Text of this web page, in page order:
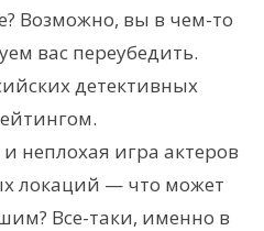
Возможно, вы в чем-то
вас переубедить.
детективных
неплохая игра актеров
локаций — что может
Все-таки, именно в